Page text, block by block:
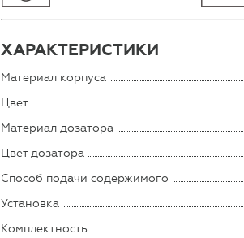
ХАРАКТЕРИСТИКИ
Материал корпуса
Цвет
Материал дозатора
Цвет дозатора
Способ подачи содержимого
Установка
Комплектность